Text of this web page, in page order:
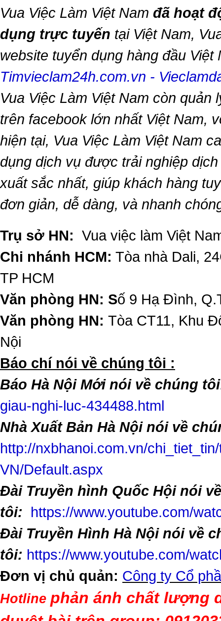
Vua Việc Làm Việt Nam đã hoạt
dụng trực tuyến tại Việt Nam,
website tuyển dụng hàng đầu
Timvieclam24h.com.vn -
Vua Việc Làm Việt Nam còn quản
trên facebook lớn nhất Việt Nam,
hiện tại, Vua Việc Làm Việt Nam
dụng dịch vụ được trải nghiệp
xuất sắc nhất, giúp khách hàng
đơn giản, dễ dàng, và nhanh
Trụ sở HN: Vua việc làm Việt
Chi nhánh HCM: Tòa nhà Dali,
TP HCM
Văn phòng HN: Số 9 Hạ Đình,
Văn phòng HN: Tòa CT11, Khu
Nội
​Báo chí nói về chúng tôi :
Báo Hà Nội Mới nói về chúng
giau-nghi-luc-434488.html
Nhà Xuất Bản Hà Nội nói về
http://nxbhanoi.com.vn/
VN/Default.aspx
Đài Truyền hình Quốc Hội nói
tôi:
https://www.youtube.com/
Đài Truyền Hình Hà Nội nói về
tôi: https://www.youtube.com/
Đơn vị chủ quản: Công ty Cổ
Hotline phản ánh chất lượng